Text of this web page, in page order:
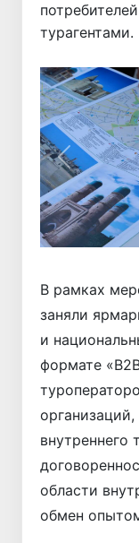
турагентами.
Назад
В рамках
заняли
и
формате
внутреннего
области
обмен